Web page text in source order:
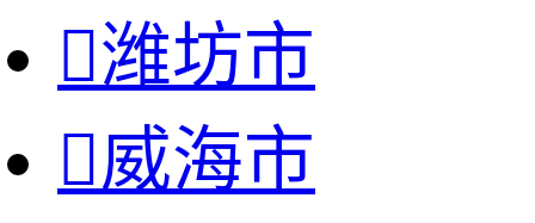
潍坊市
威海市